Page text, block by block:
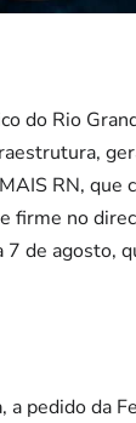
do Rio
RN,
firme no
de agosto,
pedido da